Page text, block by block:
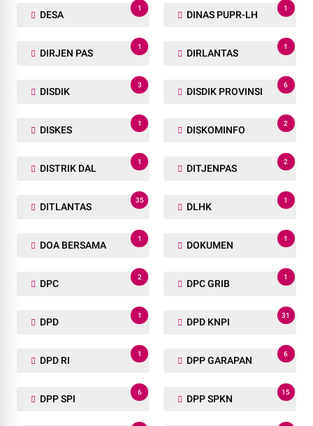
DESA
1
DINAS PUPR-LH
1
DIRJEN PAS
1
DIRLANTAS
1
DISDIK
3
DISDIK PROVINSI
6
DISKES
1
DISKOMINFO
2
DISTRIK DAL
1
DITJENPAS
2
DITLANTAS
35
DLHK
1
DOA BERSAMA
1
DOKUMEN
1
DPC
2
DPC GRIB
1
DPD
1
DPD KNPI
31
DPD RI
1
DPP GARAPAN
6
DPP SPI
6
DPP SPKN
15